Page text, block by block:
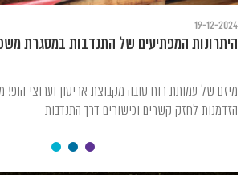
19-12-2024
היתרונות המפתיעים של התנדבות במסגרת
מיזם של עמותת רוח טובה מקבוצת אריסון וערוצי
הזדמנות לחזק קשרים וכישורים דרך התנדבות